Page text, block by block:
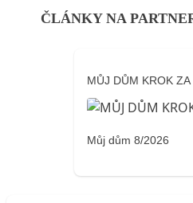
ČLÁNKY NA
MŮJ DŮM KROK ZA
Můj dům 8/2026